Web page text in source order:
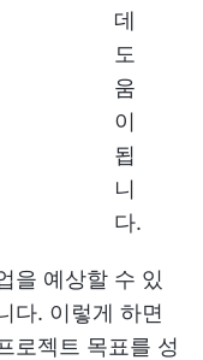
데
도
움
이
됩
니
다.
을 예상할 수 있
다. 이렇게 하면
로젝트 목표를 성